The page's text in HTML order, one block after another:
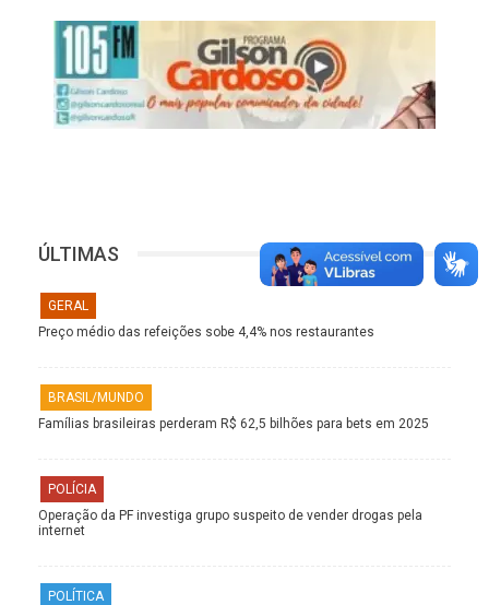
ÚLTIMAS
GERAL
Preço médio das refeições sobe 4,4% nos restaurantes
BRASIL/MUNDO
Famílias brasileiras perderam R$ 62,5 bilhões para bets em 2025
POLÍCIA
Operação da PF investiga grupo suspeito de vender drogas pela
internet
POLÍTICA